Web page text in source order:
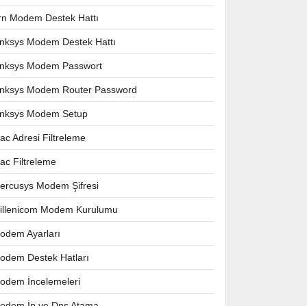
Modem Destek Hattı
Modem Destek Hattı
Modem Passwort
Modem Router Password
Modem Setup
Adresi Filtreleme
Filtreleme
Modem Şifresi
Modem Kurulumu
Ayarları
Destek Hatları
İncelemeleri